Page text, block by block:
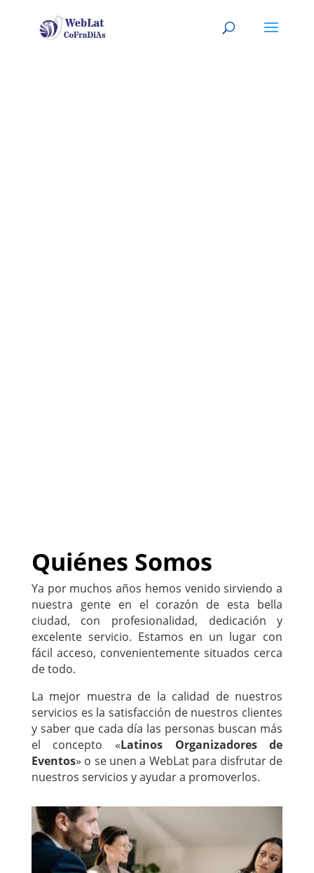
Quiénes Somos
Ya por muchos años hemos venido sirviendo a
nuestra gente en el corazón de esta bella
ciudad, con profesionalidad, dedicación y
excelente servicio. Estamos en un lugar con
fácil acceso, convenientemente situados cerca
de todo.
La mejor muestra de la calidad de nuestros
servicios es la satisfacción de nuestros clientes
y saber que cada día las personas buscan más
el concepto «Latinos Organizadores de
Eventos» o se unen a WebLat para disfrutar de
nuestros servicios y ayudar a promoverlos.